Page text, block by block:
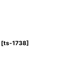
[ts-1738]